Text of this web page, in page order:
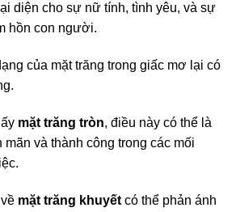
diện cho sự nữ tính, tình yêu, và sự
hồn con người.
của mặt trăng trong giấc mơ lại có
mặt trăng tròn, điều này có thể là
và thành công trong các mối
mặt trăng khuyết có thể phản ánh